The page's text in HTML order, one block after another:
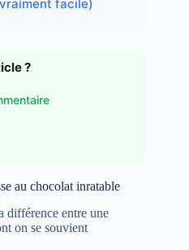
facile)
?
au chocolat inratable
différence entre une
on se souvient